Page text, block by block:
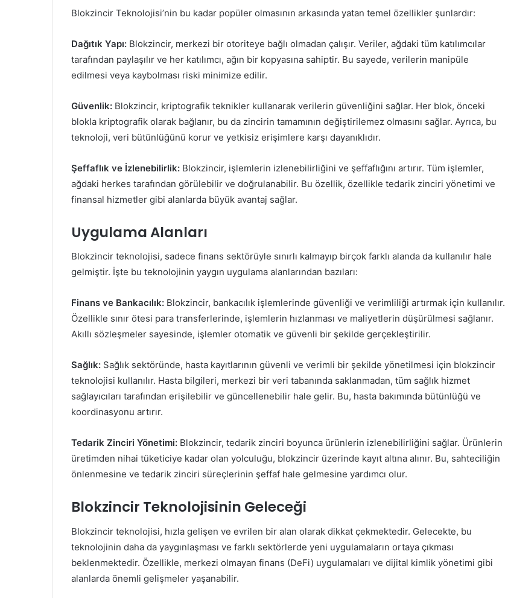
Blokzincir Teknolojisi’nin bu kadar popüler olmasının arkasında yatan temel özellikler şunlardır:
Dağıtık Yapı: Blokzincir, merkezi bir otoriteye bağlı olmadan çalışır. Veriler, ağdaki tüm katılımcılar
tarafından paylaşılır ve her katılımcı, ağın bir kopyasına sahiptir. Bu sayede, verilerin manipüle
edilmesi veya kaybolması riski minimize edilir.
Güvenlik: Blokzincir, kriptografik teknikler kullanarak verilerin güvenliğini sağlar. Her blok, önceki
blokla kriptografik olarak bağlanır, bu da zincirin tamamının değiştirilemez olmasını sağlar. Ayrıca, bu
teknoloji, veri bütünlüğünü korur ve yetkisiz erişimlere karşı dayanıklıdır.
Şeffaflık ve İzlenebilirlik: Blokzincir, işlemlerin izlenebilirliğini ve şeffaflığını artırır. Tüm işlemler,
ağdaki herkes tarafından görülebilir ve doğrulanabilir. Bu özellik, özellikle tedarik zinciri yönetimi ve
finansal hizmetler gibi alanlarda büyük avantaj sağlar.
Uygulama Alanları
Blokzincir teknolojisi, sadece finans sektörüyle sınırlı kalmayıp birçok farklı alanda da kullanılır hale
gelmiştir. İşte bu teknolojinin yaygın uygulama alanlarından bazıları:
Finans ve Bankacılık: Blokzincir, bankacılık işlemlerinde güvenliği ve verimliliği artırmak için kullanılır.
Özellikle sınır ötesi para transferlerinde, işlemlerin hızlanması ve maliyetlerin düşürülmesi sağlanır.
Akıllı sözleşmeler sayesinde, işlemler otomatik ve güvenli bir şekilde gerçekleştirilir.
Sağlık: Sağlık sektöründe, hasta kayıtlarının güvenli ve verimli bir şekilde yönetilmesi için blokzincir
teknolojisi kullanılır. Hasta bilgileri, merkezi bir veri tabanında saklanmadan, tüm sağlık hizmet
sağlayıcıları tarafından erişilebilir ve güncellenebilir hale gelir. Bu, hasta bakımında bütünlüğü ve
koordinasyonu artırır.
Tedarik Zinciri Yönetimi: Blokzincir, tedarik zinciri boyunca ürünlerin izlenebilirliğini sağlar. Ürünlerin
üretimden nihai tüketiciye kadar olan yolculuğu, blokzincir üzerinde kayıt altına alınır. Bu, sahteciliğin
önlenmesine ve tedarik zinciri süreçlerinin şeffaf hale gelmesine yardımcı olur.
Blokzincir Teknolojisinin Geleceği
Blokzincir teknolojisi, hızla gelişen ve evrilen bir alan olarak dikkat çekmektedir. Gelecekte, bu
teknolojinin daha da yaygınlaşması ve farklı sektörlerde yeni uygulamaların ortaya çıkması
beklenmektedir. Özellikle, merkezi olmayan finans (DeFi) uygulamaları ve dijital kimlik yönetimi gibi
alanlarda önemli gelişmeler yaşanabilir.